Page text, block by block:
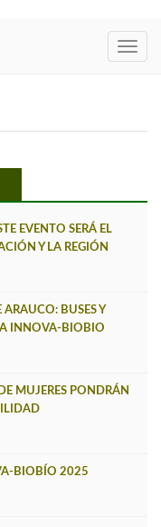
EVENTO SERÁ EL
Y LA REGIÓN
BUSES Y
INNOVA-BIOBIO
MUJERES PONDRÁN
BIOBÍO 2025